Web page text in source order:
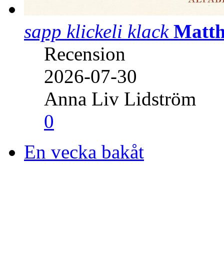
sapp klickeli klack
Recension
2026-07-30
Anna Liv Lidström
0
En vecka bakåt